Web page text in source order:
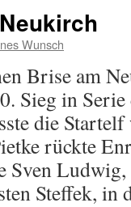
Wunsch
Brise am
Sieg in
die
rückte
Sven
Steffek, in